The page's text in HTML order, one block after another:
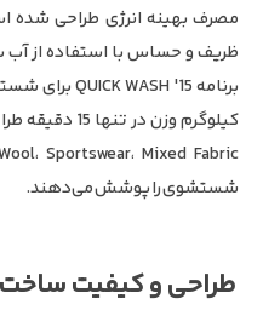
ظریف و حساس با استفاده از
کیلوگرم وزن
شستشوی را پوشش می‌دهند.
طراحی و کیفیت